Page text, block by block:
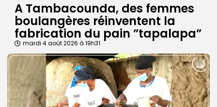
A Tambacounda, des femmes
boulangères réinventent la
fabrication du pain ”tapalapa”
mardi 4 août 2026 à 19h31